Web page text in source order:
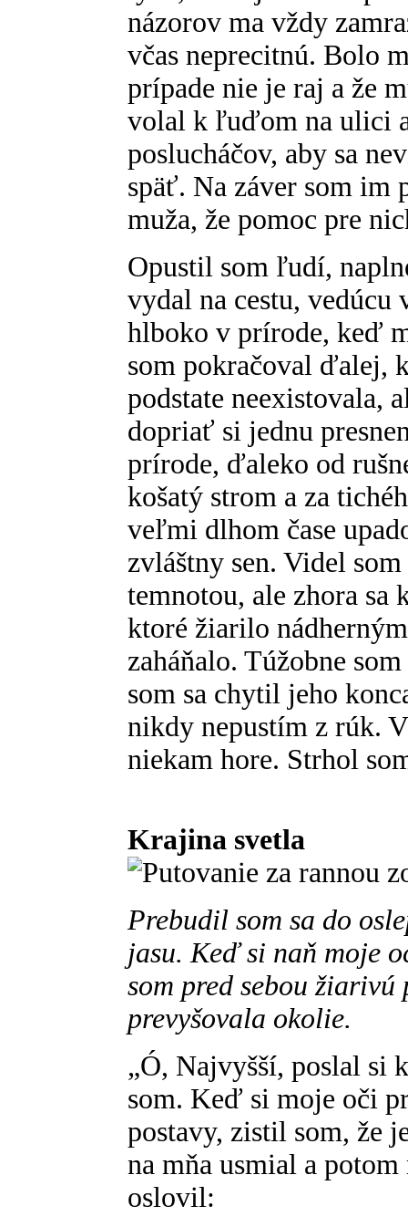
názorov ma vždy
včas neprecitnú. Bolo
prípade nie je raj a že
volal k ľuďom na ulici
poslucháčov, aby sa
späť. Na záver som im
muža, že pomoc pre
Opustil som ľudí,
vydal na cestu, vedúcu
hlboko v prírode, keď
som pokračoval ďalej,
podstate neexistovala,
dopriať si jednu
prírode, ďaleko od
košatý strom a za
veľmi dlhom čase
zvláštny sen. Videl
temnotou, ale zhora sa
ktoré žiarilo
zaháňalo. Túžobne
som sa chytil jeho
nikdy nepustím z rúk.
niekam hore. Strhol
Krajina svetla
Prebudil som sa do
jasu. Keď si naň moje
som pred sebou
prevyšovala okolie.
„Ó, Najvyšší, poslal si
som. Keď si moje oči
postavy, zistil som, že
na mňa usmial a
oslovil: